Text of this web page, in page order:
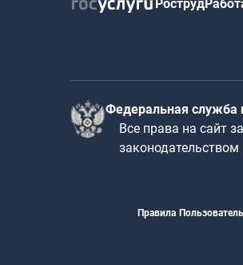
Роструд
Федеральная служба
Все права на сайт
Правила